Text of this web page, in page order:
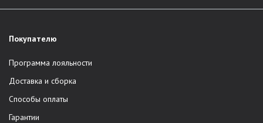
Покупателю
Программа лояльности
Доставка и сборка
Способы оплаты
Гарантии